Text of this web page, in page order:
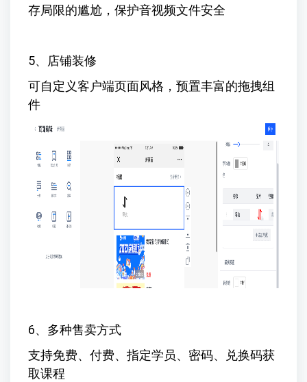
存局限的尴尬，保护音视频文件安全
5、店铺装修
可自定义客户端页面风格，预置丰富的拖拽组
件
6、多种售卖方式
支持免费、付费、指定学员、密码、兑换码获
取课程